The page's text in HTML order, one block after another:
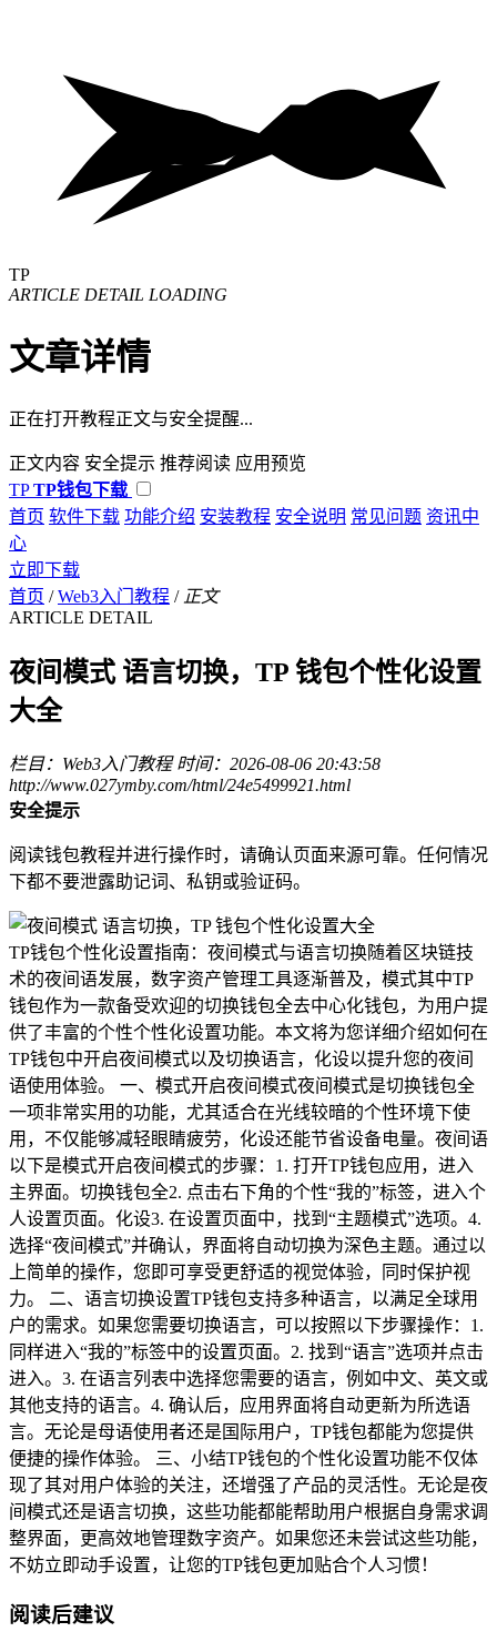
TP
ARTICLE DETAIL LOADING
文章详情
正在打开教程正文与安全提醒...
正文内容 安全提示 推荐阅读 应用预览
TP TP钱包下载
首页 软件下载 功能介绍 安装教程 安全说明 常见问题 资讯中
心
立即下载
首页 / Web3入门教程 / 正文
ARTICLE DETAIL
夜间模式 语言切换，TP 钱包个性化设置
大全
栏目：Web3入门教程 时间：2026-08-06 20:43:58
http://www.027ymby.com/html/24e5499921.html
安全提示
阅读钱包教程并进行操作时，请确认页面来源可靠。任何情况
下都不要泄露助记词、私钥或验证码。
TP钱包个性化设置指南：夜间模式与语言切换随着区块链技
术的夜间语发展，数字资产管理工具逐渐普及，模式其中TP
钱包作为一款备受欢迎的切换钱包全去中心化钱包，为用户提
供了丰富的个性个性化设置功能。本文将为您详细介绍如何在
TP钱包中开启夜间模式以及切换语言，化设以提升您的夜间
语使用体验。 一、模式开启夜间模式夜间模式是切换钱包全
一项非常实用的功能，尤其适合在光线较暗的个性环境下使
用，不仅能够减轻眼睛疲劳，化设还能节省设备电量。夜间语
以下是模式开启夜间模式的步骤：1. 打开TP钱包应用，进入
主界面。切换钱包全2. 点击右下角的个性“我的”标签，进入个
人设置页面。化设3. 在设置页面中，找到“主题模式”选项。4.
选择“夜间模式”并确认，界面将自动切换为深色主题。通过以
上简单的操作，您即可享受更舒适的视觉体验，同时保护视
力。 二、语言切换设置TP钱包支持多种语言，以满足全球用
户的需求。如果您需要切换语言，可以按照以下步骤操作：1.
同样进入“我的”标签中的设置页面。2. 找到“语言”选项并点击
进入。3. 在语言列表中选择您需要的语言，例如中文、英文或
其他支持的语言。4. 确认后，应用界面将自动更新为所选语
言。无论是母语使用者还是国际用户，TP钱包都能为您提供
便捷的操作体验。 三、小结TP钱包的个性化设置功能不仅体
现了其对用户体验的关注，还增强了产品的灵活性。无论是夜
间模式还是语言切换，这些功能都能帮助用户根据自身需求调
整界面，更高效地管理数字资产。如果您还未尝试这些功能，
不妨立即动手设置，让您的TP钱包更加贴合个人习惯！
阅读后建议